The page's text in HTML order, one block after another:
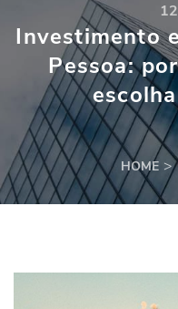
Investimento
Pessoa:
HOME